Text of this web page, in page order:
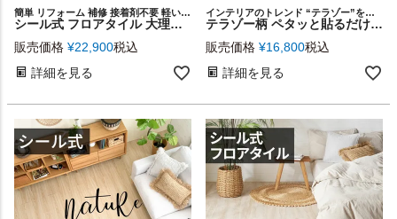
簡単 リフォーム 補修 接着剤不要 軽い 店舗 リノベーション 子供 汚れ防止 カフェ レストラン オフィス 玄関 土足OK リビング ダイニング 寝室 トイレ スタイリッシュ 土足対応 土間
シール式 フロアタイル 大理石 薄型 フロアマット 薄い シールタイプ 正方形 床材 12畳 石目 フローリング タイル 貼るだけ マット カーペット 床 傷防止 犬 フロアシート 低コスト 耐久性 軽量 模様替え おしゃれ 北欧 インテリア DIY 西海岸 [set96-85002]
販売価格 ¥22,900税込
詳細を見る
インテリアのトレンド “テラゾー”を簡単リアル再現
テラゾー柄 ペタッと貼るだけシール式フロアタイル[約6畳/56枚セット] [set56-84254]
販売価格 ¥16,800税込
詳細を見る